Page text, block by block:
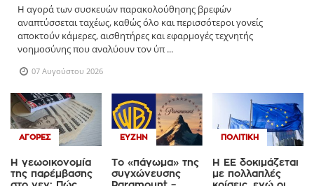
Η αγορά των συσκευών παρακολούθησης βρεφών
αναπτύσσεται ταχέως, καθώς όλο και περισσότεροι γονείς
αποκτούν κάμερες, αισθητήρες και εφαρμογές τεχνητής
νοημοσύνης που αναλύουν τον ύπ ...
07 Αυγούστου 2026
ΑΓΟΡΈΣ
Η γεωοικονομία
της παρέμβασης
ΕΥΖΗΝ
Το «πάγωμα» της
συγχώνευσης
ΠΟΛΙΤΙΚΉ
Η ΕΕ δοκιμάζεται
με πολλαπλές